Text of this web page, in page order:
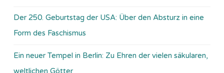
Der 250. Geburtstag der USA: Über den Absturz in eine
Form des Faschismus
Ein neuer Tempel in Berlin: Zu Ehren der vielen säkularen,
weltlichen Götter